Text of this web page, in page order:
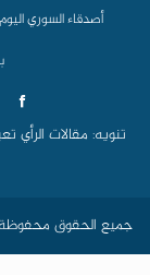
أصدقاء السوري اليوم
تنويه: مقالات
جميع الحقوق محفوظة © 2026 السوري اليوم